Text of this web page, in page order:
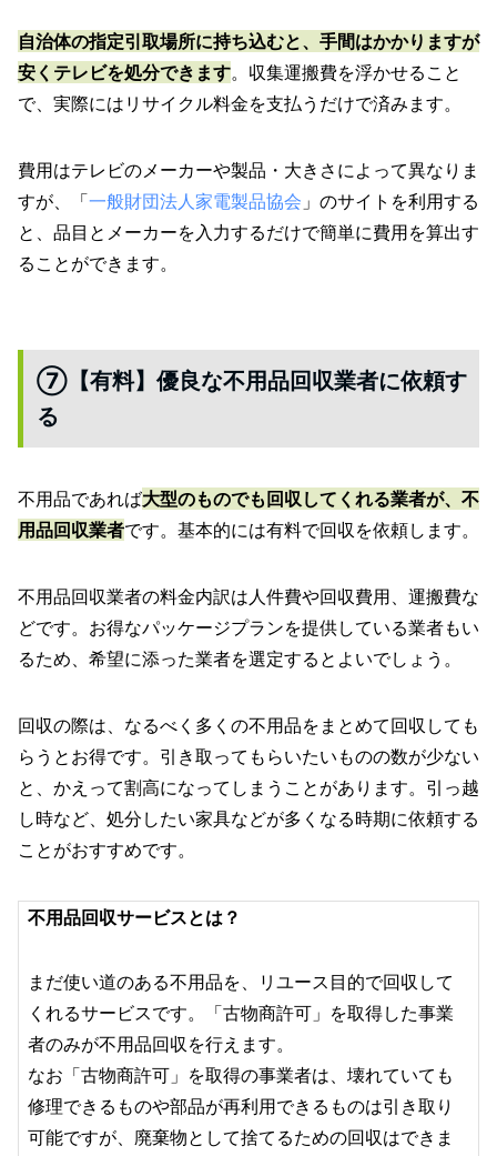
自治体の指定引取場所に持ち込むと、手間はかかりますが
安くテレビを処分できます。収集運搬費を浮かせること
で、実際にはリサイクル料金を支払うだけで済みます。
費用はテレビのメーカーや製品・大きさによって異なりま
すが、「一般財団法人家電製品協会 」のサイトを利用する
と、品目とメーカーを入力するだけで簡単に費用を算出す
ることができます。
⑦【有料】優良な不用品回収業者に依頼す
る
不用品であれば大型のものでも回収してくれる業者が、不
用品回収業者です。基本的には有料で回収を依頼します。
不用品回収業者の料金内訳は人件費や回収費用、運搬費な
どです。お得なパッケージプランを提供している業者もい
るため、希望に添った業者を選定するとよいでしょう。
回収の際は、なるべく多くの不用品をまとめて回収しても
らうとお得です。引き取ってもらいたいものの数が少ない
と、かえって割高になってしまうことがあります。引っ越
し時など、処分したい家具などが多くなる時期に依頼する
ことがおすすめです。
不用品回収サービスとは？
まだ使い道のある不用品を、リユース目的で回収して
くれるサービスです。「古物商許可」を取得した事業
者のみが不用品回収を行えます。
なお「古物商許可」を取得の事業者は、壊れていても
修理できるものや部品が再利用できるものは引き取り
可能ですが、廃棄物として捨てるための回収はできま